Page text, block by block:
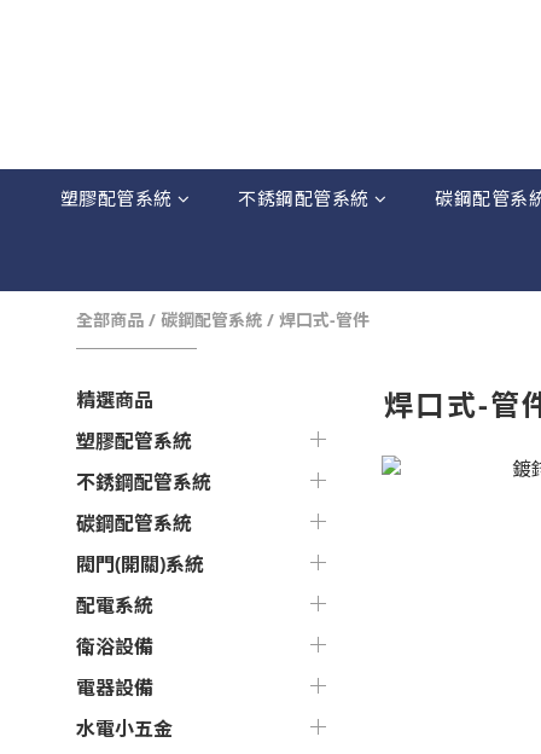
塑膠配管系統 不銹鋼配管系統 碳鋼配管系
全部商品 / 碳鋼配管系統 / 焊口式-管件
精選商品
塑膠配管系統
不銹鋼配管系統
碳鋼配管系統
閥門(開關)系統
配電系統
衛浴設備
電器設備
水電小五金
焊口式-管